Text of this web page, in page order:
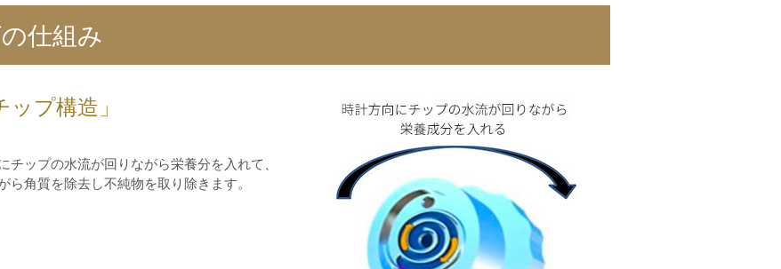
仕組み
プ構造」
チップの水流が回りながら栄養分を入れて、
角質を除去し不純物を取り除きます。